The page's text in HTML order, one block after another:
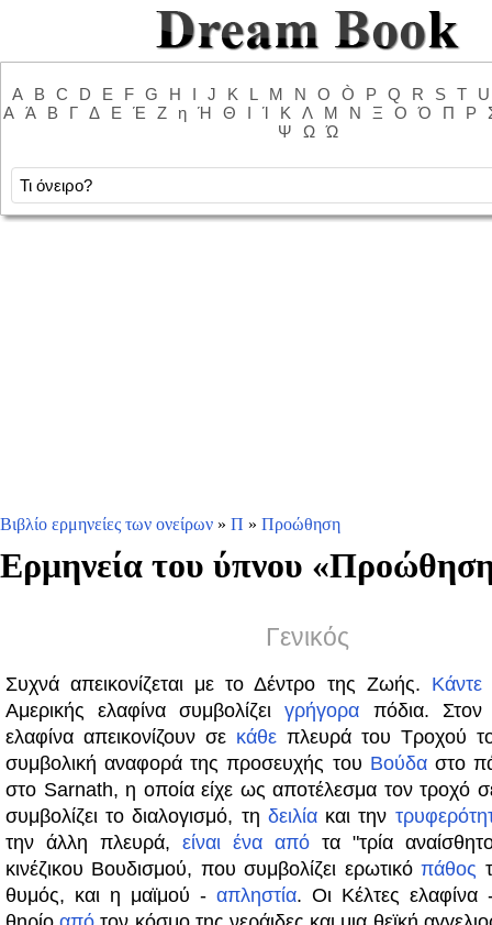
A B C D E F G H I J K L M N O Ò P Q R S T
U
Α Ά Β Γ Δ Ε Έ Ζ η Ή Θ Ι Ί Κ Λ Μ Ν Ξ Ο Ό Π Ρ
Ψ
Ω Ώ
Βιβλίο ερμηνείες των ονείρων » Π » Προώθηση
Ερμηνεία του ύπνου «
Γενικός
Συχνά απεικονίζεται με το Δέντρο της Ζωής. Κάντε
Αμερικής ελαφίνα συμβολίζειγρήγορα πόδια.
ελαφίνα απεικονίζουν σε κάθε πλευρά του Τροχού
συμβολική αναφορά της προσευχής του Βούδαστο
στο Sarnath, η οποία είχε ως αποτέλεσμα τον τροχό
συμβολίζει το διαλογισμό, τη δειλίακαι την
την άλλη πλευρά, είναι ένα από τα "τρία
κινέζικου Βουδισμού, που συμβολίζει ερωτικόπάθος
θυμός, και η μαϊμού - απληστία. Οι Κέλτες ελαφίνα